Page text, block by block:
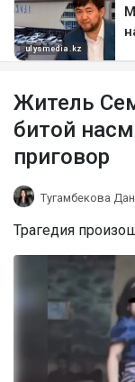
Житель
битой
приговор
Тугамбекова
Трагедия